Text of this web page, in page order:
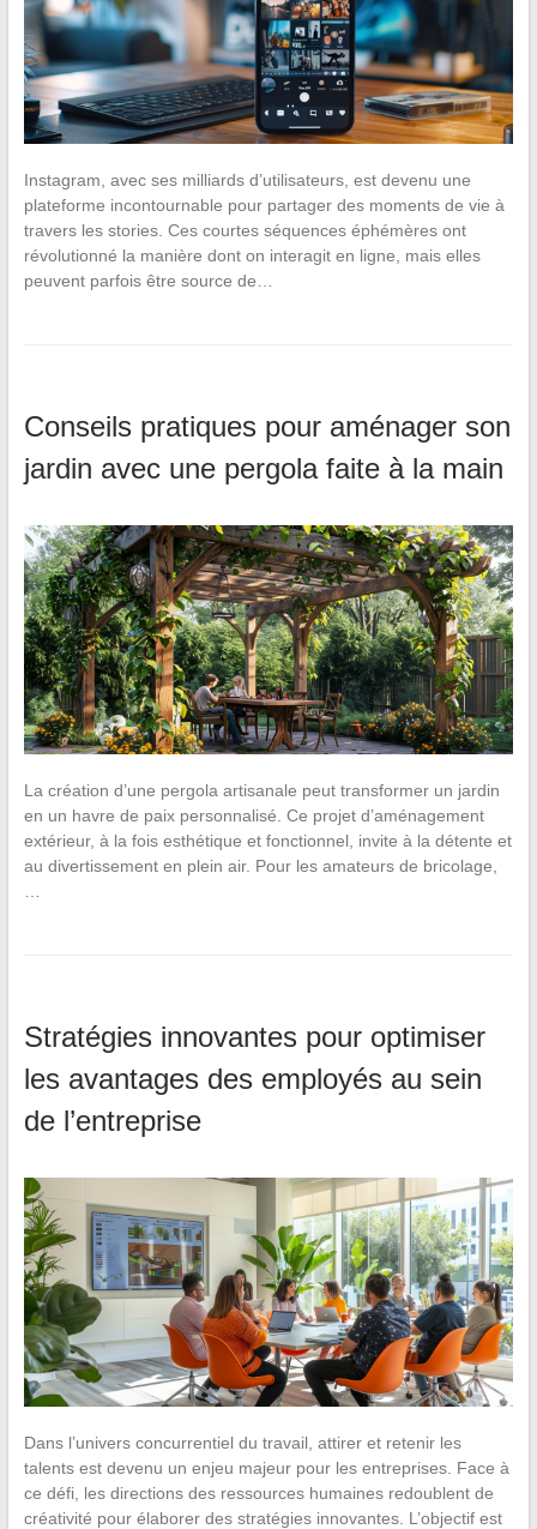
Instagram, avec ses milliards d’utilisateurs, est devenu une
plateforme incontournable pour partager des moments de vie à
travers les stories. Ces courtes séquences éphémères ont
révolutionné la manière dont on interagit en ligne, mais elles
peuvent parfois être source de…
Conseils pratiques pour aménager son
jardin avec une pergola faite à la main
La création d’une pergola artisanale peut transformer un jardin
en un havre de paix personnalisé. Ce projet d’aménagement
extérieur, à la fois esthétique et fonctionnel, invite à la détente et
au divertissement en plein air. Pour les amateurs de bricolage,
Stratégies innovantes pour optimiser
les avantages des employés au sein
de l’entreprise
Dans l’univers concurrentiel du travail, attirer et retenir les
talents est devenu un enjeu majeur pour les entreprises. Face à
ce défi, les directions des ressources humaines redoublent de
créativité pour élaborer des stratégies innovantes. L’objectif est